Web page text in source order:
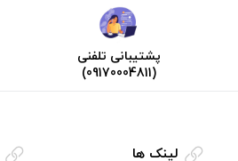
پشتیبانی تلفنی
(09170004811)
لینک ها